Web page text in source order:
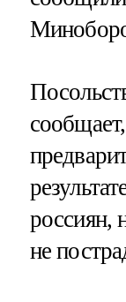
россиян,
не